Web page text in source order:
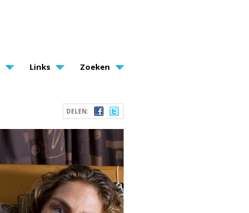
Links Zoeken
DELEN: